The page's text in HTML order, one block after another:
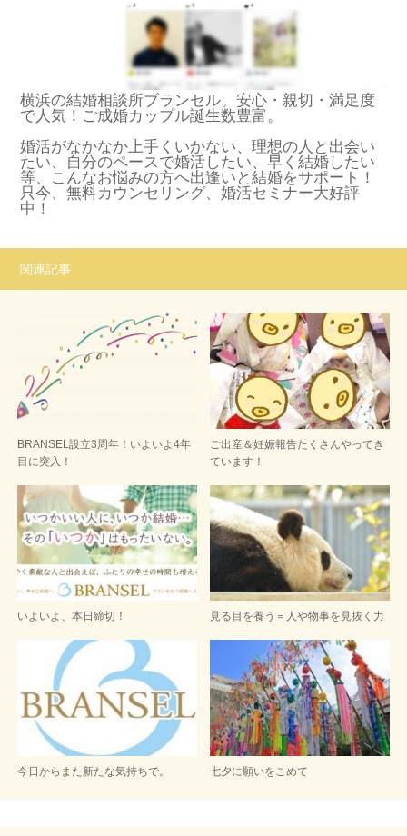
横浜の結婚相談所ブランセル。安心・親切・満足度
で人気！ご成婚カップル誕生数豊富。
婚活がなかなか上手くいかない、理想の人と出会い
たい、自分のペースで婚活したい、早く結婚したい
等、こんなお悩みの方へ出逢いと結婚をサポート！
只今、無料カウンセリング、婚活セミナー大好評
中！
関連記事
BRANSEL設立3周年！いよいよ4年
目に突入！
ご出産＆妊娠報告たくさんやってき
ています！
いよいよ、本日締切！ 見る目を養う＝人や物事を見抜く力
今日からまた新たな気持ちで。 七夕に願いをこめて